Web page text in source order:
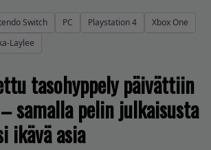
Switch PC Playstation 4
Xbox One
Laylee
tasohyppely päivättiin
samalla pelin julkaisusta
ikävä asia